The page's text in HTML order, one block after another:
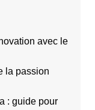
avec le
la passion
: guide pour